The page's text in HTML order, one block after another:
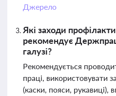
Джерело
Які заходи
рекомендує
галузі?
Рекомендується
праці, використовувати
(каски, пояси, рукавиці),